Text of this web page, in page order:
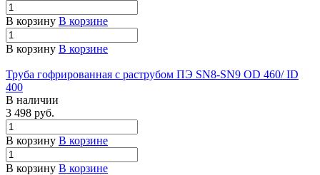
В корзину В корзине
В корзину В корзине
Труба гофрированная с раструбом ПЭ SN8-SN9 OD 460/ ID
400
В наличии
3 498 руб.
В корзину В корзине
В корзину В корзине